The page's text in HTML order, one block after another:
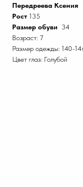
Передреева Ксения
Рост 135
Размер обуви 34
Возраст: 7
Размер одежды: 140-
Цвет глаз: Голубой